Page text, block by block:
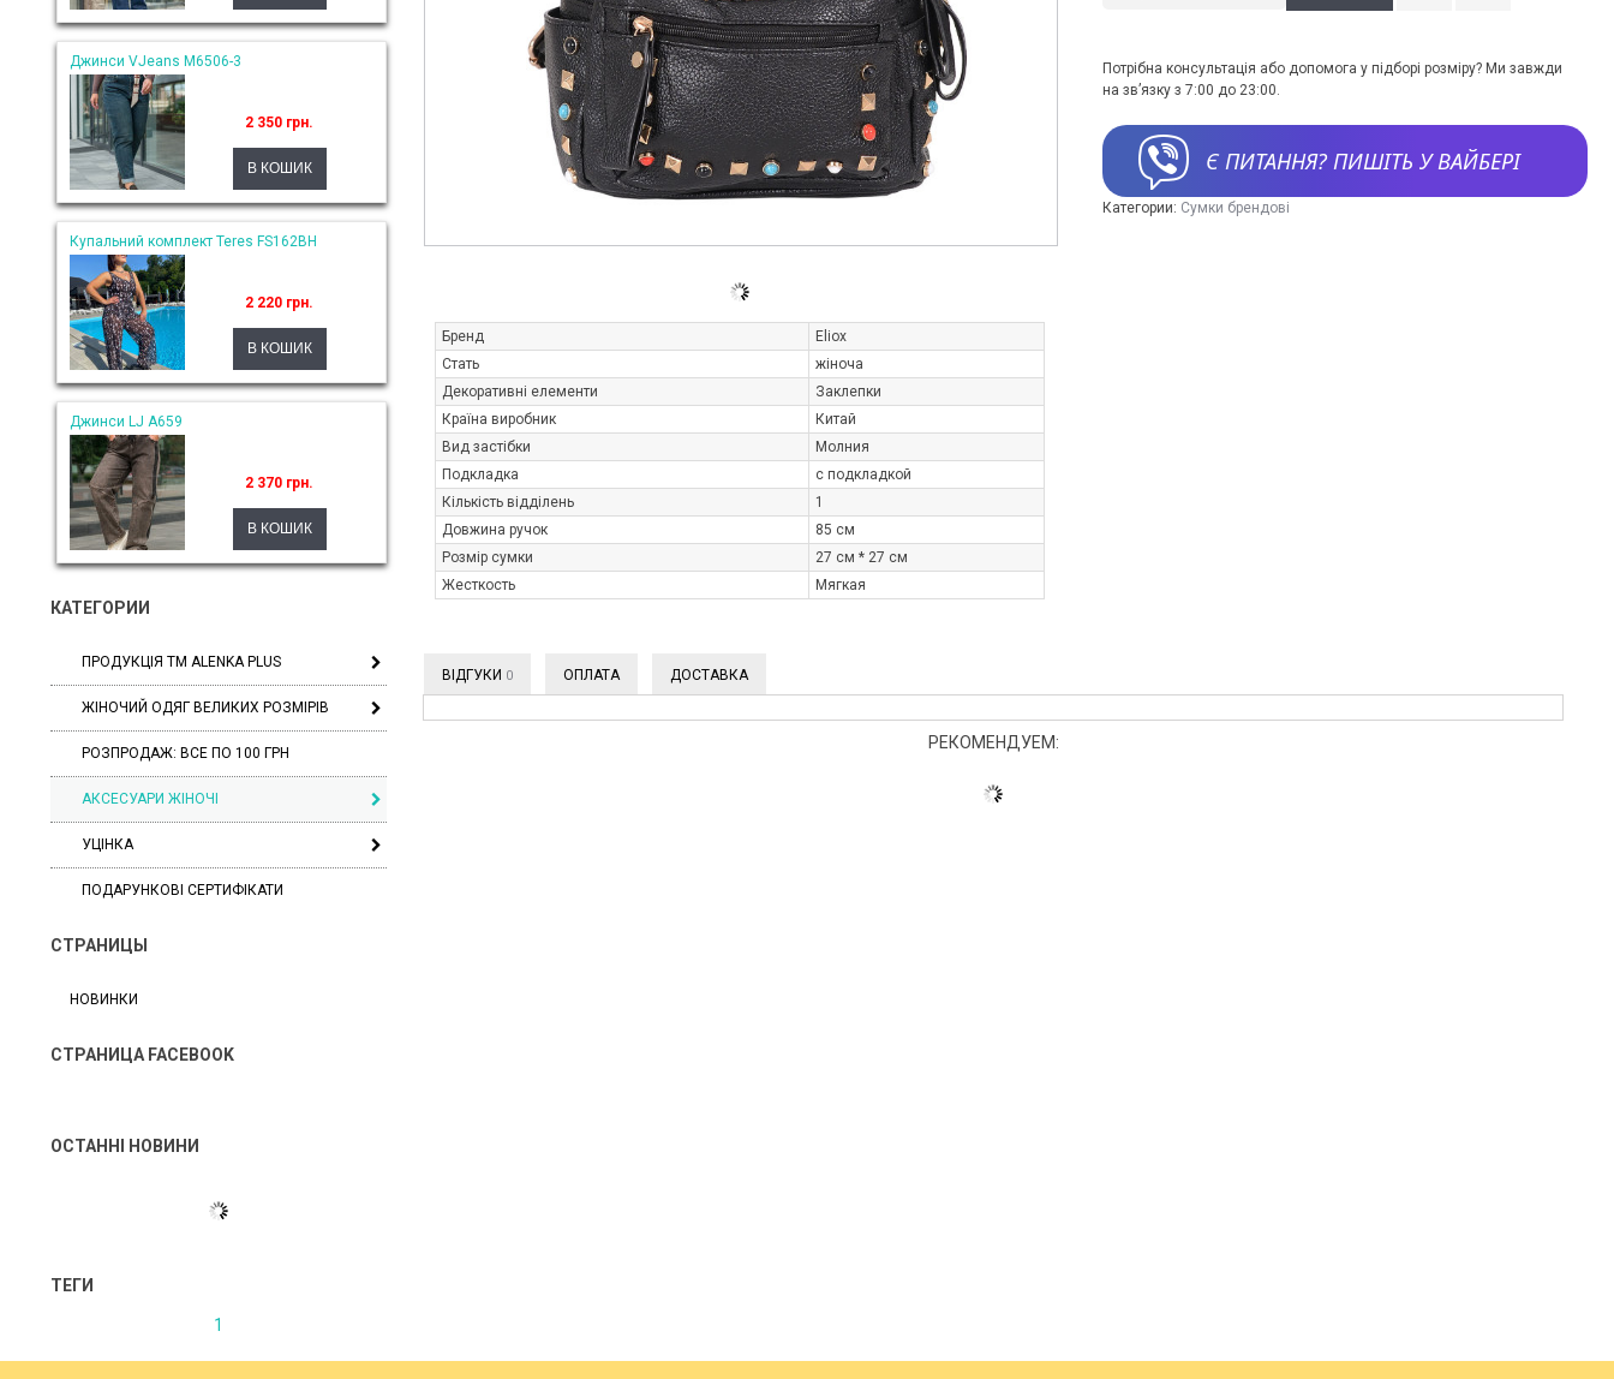
Джинси VJeans M6506-3
2 350 грн.
Купальний комплект Teres FS162BH
2 220 грн.
Джинси LJ A659
2 370 грн.
КАТЕГОРИИ
ПРОДУКЦІЯ ТМ ALENKA PLUS
ЖІНОЧИЙ ОДЯГ ВЕЛИКИХ РОЗМІРІВ
РОЗПРОДАЖ: ВСЕ ПО 100 ГРН
АКСЕСУАРИ ЖІНОЧІ
УЦІНКА
ПОДАРУНКОВІ СЕРТИФІКАТИ
СТРАНИЦЫ
НОВИНКИ
СТРАНИЦА FACEBOOK
ОСТАННІ НОВИНИ
ТЕГИ
1
Бренд
Eliox
Стать
жіноча
Декоративні елементи
Заклепки
Країна виробник
Китай
Вид застібки
Молния
Подкладка
с подкладкой
Кількість відділень
1
Довжина ручок
85 см
Розмір сумки
27 см * 27 см
Жесткость
Мягкая
Потрібна консультація або допомога у підборі розміру? Ми завжди
на зв’язку з 7:00 до 23:00.
Є ПИТАННЯ? ПИШІТЬ У ВАЙБЕРІ
Категории: Сумки брендові
ВІДГУКИ 0 ОПЛАТА ДОСТАВКА
РЕКОМЕНДУЕМ: